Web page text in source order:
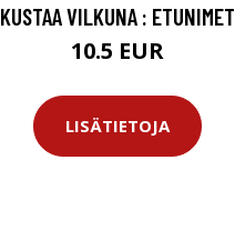
KUSTAA VILKUNA : ETUNIMET
10.5 EUR
LISÄTIETOJA